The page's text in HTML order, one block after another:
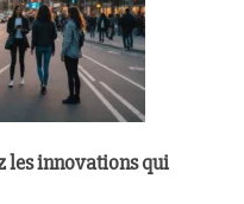
les innovations qui